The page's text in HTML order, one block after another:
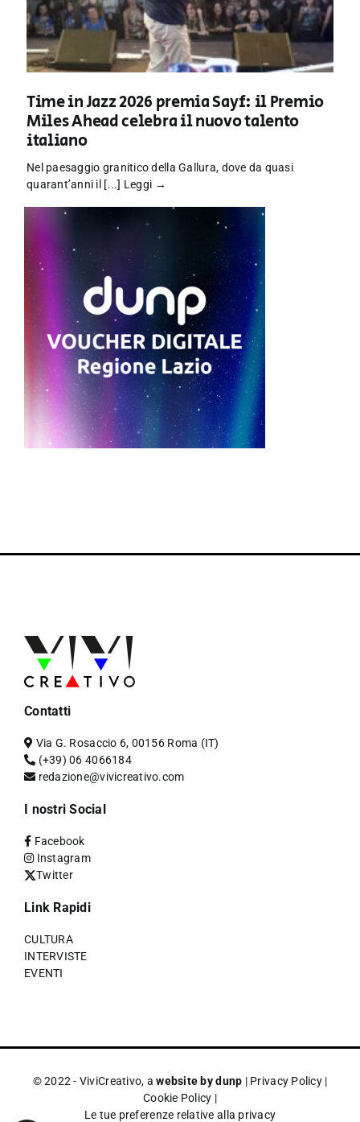
Time in Jazz 2026 premia Sayf: il Premio
Miles Ahead celebra il nuovo talento
italiano
Nel paesaggio granitico della Gallura, dove da quasi
quarant’anni il [...] Leggi →
Contatti
Via G. Rosaccio 6, 00156 Roma (IT)
(+39) 06 4066184
redazione@vivicreativo.com
I nostri Social
Facebook
Instagram
Twitter
Link Rapidi
CULTURA
INTERVISTE
EVENTI
© 2022 - ViviCreativo, awebsite by dunp | Privacy Policy|
Cookie Policy |
Le tue preferenze relative alla privacy